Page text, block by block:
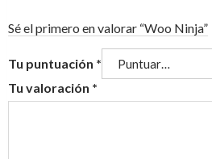
Sé el primero en valorar “Woo Ninja”
Tu puntuación *
Tu valoración *